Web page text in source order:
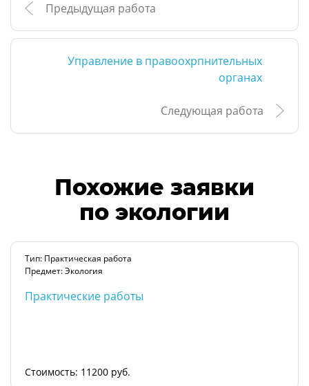
Предыдущая работа
Управление в правоохрпнительных
органах
Следующая работа
Похожие заявки
по экологии
Тип: Практическая работа
Предмет: Экология
Практические работы
Стоимость: 11200 руб.